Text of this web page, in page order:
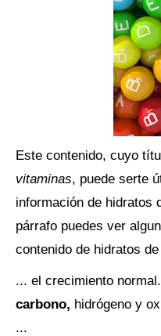
Este contenido, cuyo
vitaminas, puede serte
información de hidratos
párrafo puedes ver
contenido de hidratos
... el crecimiento
carbono, hidrógeno y
...